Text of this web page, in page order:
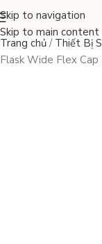
Skip to navigation
Skip to main content
Trang chủ / Thiết Bị
Flask Wide Flex